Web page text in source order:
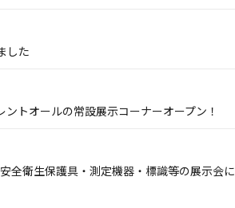
した
トオールの常設展示コーナーオープン！
全衛生保護具・測定機器・標識等の展示会に